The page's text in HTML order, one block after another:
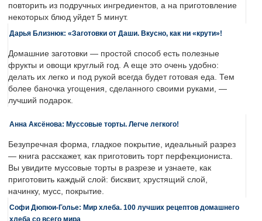
повторить из подручных ингредиентов, а на приготовление
некоторых блюд уйдет 5 минут.
Дарья Близнюк: «Заготовки от Даши. Вкусно, как ни «крути»!
Домашние заготовки — простой способ есть полезные
фрукты и овощи круглый год. А еще это очень удобно:
делать их легко и под рукой всегда будет готовая еда. Тем
более баночка угощения, сделанного своими руками, —
лучший подарок.
Анна Аксёнова: Муссовые торты. Легче легкого!
Безупречная форма, гладкое покрытие, идеальный разрез
— книга расскажет, как приготовить торт перфекциониста.
Вы увидите муссовые торты в разрезе и узнаете, как
приготовить каждый слой: бисквит, хрустящий слой,
начинку, мусс, покрытие.
Софи Дюпюи-Голье: Мир хлеба. 100 лучших рецептов домашнего
хлеба со всего мира